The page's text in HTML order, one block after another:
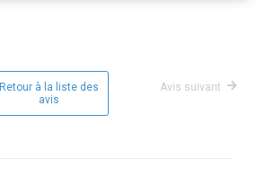
Retour à la liste des
avis
Avis suivant